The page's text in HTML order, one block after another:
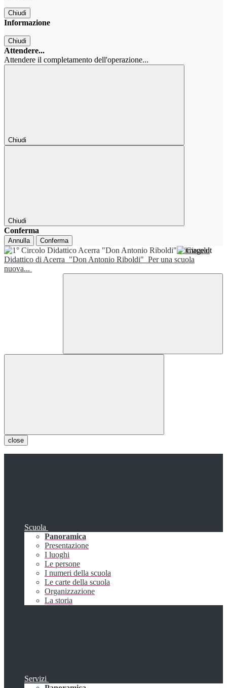
Chiudi
Informazione
Chiudi
Attendere...
Attendere il completamento dell'operazione...
Chiudi
Chiudi
Conferma
Annulla Conferma
1° Circolo
Didattico di Acerra "Don Antonio Riboldi" Per una scuola
nuova...
close
Scuola
Panoramica
Presentazione
I luoghi
Le persone
I numeri della scuola
Le carte della scuola
Organizzazione
La storia
Servizi